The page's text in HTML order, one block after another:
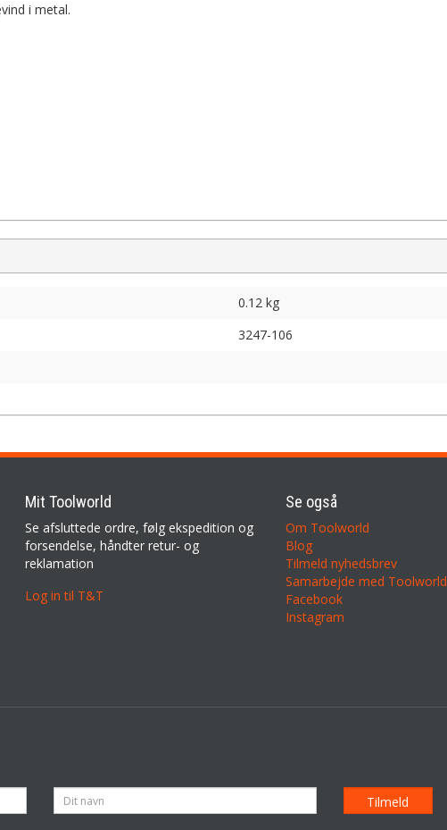
i metal.
0.12 kg
3247-106
Mit Toolworld
Se afsluttede ordre, følg ekspedition og
forsendelse, håndter retur- og
reklamation
Log in til T&T
Se også
Om Toolworld
Blog
Tilmeld nyhedsbrev
Samarbejde med Toolworld
Facebook
Instagram